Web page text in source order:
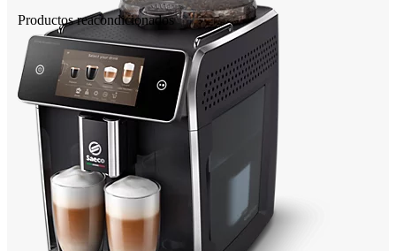
Productos reacondicionados